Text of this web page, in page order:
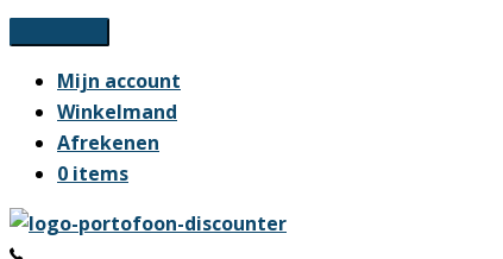
Ga
naar
inhoud
Mijn account
Winkelmand
Afrekenen
0 items